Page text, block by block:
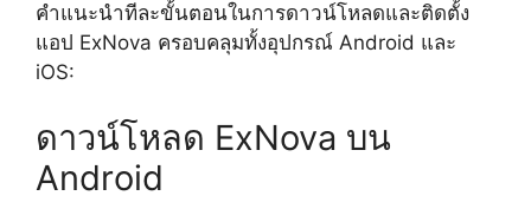
คำแนะนำทีละขั้นตอนในการดาวน์โหลดและติดตั้ง
แอป ExNova ครอบคลุมทั้งอุปกรณ์ Android และ
iOS:
ดาวน์โหลด ExNova บน
Android